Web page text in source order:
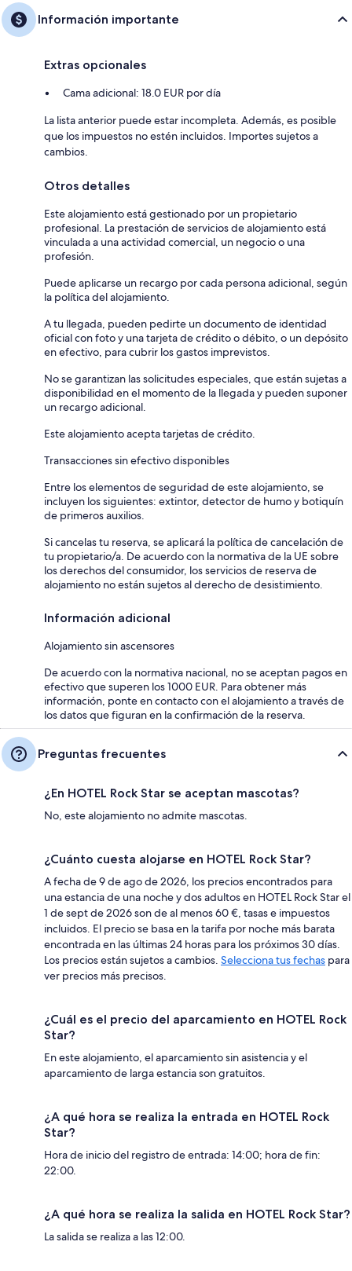
Información importante
Extras opcionales
Cama adicional: 18.0 EUR por día
La lista anterior puede estar incompleta. Además, es posible
que los impuestos no estén incluidos. Importes sujetos a
cambios.
Otros detalles
Este alojamiento está gestionado por un propietario
profesional. La prestación de servicios de alojamiento está
vinculada a una actividad comercial, un negocio o una
profesión.
Puede aplicarse un recargo por cada persona adicional, según
la política del alojamiento.
A tu llegada, pueden pedirte un documento de identidad
oficial con foto y una tarjeta de crédito o débito, o un depósito
en efectivo, para cubrir los gastos imprevistos.
No se garantizan las solicitudes especiales, que están sujetas a
disponibilidad en el momento de la llegada y pueden suponer
un recargo adicional.
Este alojamiento acepta tarjetas de crédito.
Transacciones sin efectivo disponibles
Entre los elementos de seguridad de este alojamiento, se
incluyen los siguientes: extintor, detector de humo y botiquín
de primeros auxilios.
Si cancelas tu reserva, se aplicará la política de cancelación de
tu propietario/a. De acuerdo con la normativa de la UE sobre
los derechos del consumidor, los servicios de reserva de
alojamiento no están sujetos al derecho de desistimiento.
Información adicional
Alojamiento sin ascensores
De acuerdo con la normativa nacional, no se aceptan pagos en
efectivo que superen los 1000 EUR. Para obtener más
información, ponte en contacto con el alojamiento a través de
los datos que figuran en la confirmación de la reserva.
Preguntas frecuentes
¿En HOTEL Rock Star se aceptan mascotas?
No, este alojamiento no admite mascotas.
¿Cuánto cuesta alojarse en HOTEL Rock Star?
A fecha de 9 de ago de 2026, los precios encontrados para
una estancia de una noche y dos adultos en HOTEL Rock Star el
1 de sept de 2026 son de al menos 60 €, tasas e impuestos
incluidos. El precio se basa en la tarifa por noche más barata
encontrada en las últimas 24 horas para los próximos 30 días.
Los precios están sujetos a cambios. Selecciona tus fechas para
ver precios más precisos.
¿Cuál es el precio del aparcamiento en HOTEL Rock
Star?
En este alojamiento, el aparcamiento sin asistencia y el
aparcamiento de larga estancia son gratuitos.
¿A qué hora se realiza la entrada en HOTEL Rock
Star?
Hora de inicio del registro de entrada: 14:00; hora de fin:
22:00.
¿A qué hora se realiza la salida en HOTEL Rock Star?
La salida se realiza a las 12:00.